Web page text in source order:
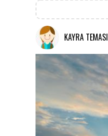
KAYRA TEMASI